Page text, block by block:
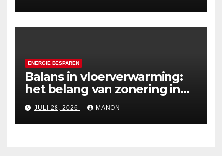
ENERGIE BESPAREN
Balans in vloerverwarming:
het belang van zonering in
de zomer
JULI 28, 2026 MANON